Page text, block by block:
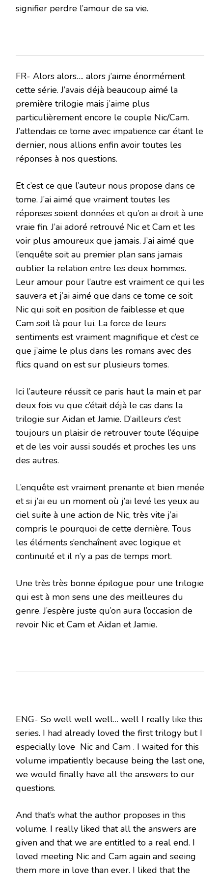
signifier perdre l’amour de sa vie.
FR- Alors alors…. alors j’aime énormément
cette série. J’avais déjà beaucoup aimé la
première trilogie mais j’aime plus
particulièrement encore le couple Nic/Cam.
J’attendais ce tome avec impatience car étant le
dernier, nous allions enfin avoir toutes les
réponses à nos questions.
Et c’est ce que l’auteur nous propose dans ce
tome. J’ai aimé que vraiment toutes les
réponses soient données et qu’on ai droit à une
vraie fin. J’ai adoré retrouvé Nic et Cam et les
voir plus amoureux que jamais. J’ai aimé que
l’enquête soit au premier plan sans jamais
oublier la relation entre les deux hommes.
Leur amour pour l’autre est vraiment ce qui les
sauvera et j’ai aimé que dans ce tome ce soit
Nic qui soit en position de faiblesse et que
Cam soit là pour lui. La force de leurs
sentiments est vraiment magnifique et c’est ce
que j’aime le plus dans les romans avec des
flics quand on est sur plusieurs tomes.
Ici l’auteure réussit ce paris haut la main et par
deux fois vu que c’était déjà le cas dans la
trilogie sur Aidan et Jamie. D’ailleurs c’est
toujours un plaisir de retrouver toute l’équipe
et de les voir aussi soudés et proches les uns
des autres.
L’enquête est vraiment prenante et bien menée
et si j’ai eu un moment où j’ai levé les yeux au
ciel suite à une action de Nic, très vite j’ai
compris le pourquoi de cette dernière. Tous
les éléments s’enchaînent avec logique et
continuité et il n’y a pas de temps mort.
Une très très bonne épilogue pour une trilogie
qui est à mon sens une des meilleures du
genre. J’espère juste qu’on aura l’occasion de
revoir Nic et Cam et Aidan et Jamie.
ENG- So well well well… well I really like this
series. I had already loved the first trilogy but I
especially love Nic and Cam . I waited for this
volume impatiently because being the last one,
we would finally have all the answers to our
questions.
And that’s what the author proposes in this
volume. I really liked that all the answers are
given and that we are entitled to a real end. I
loved meeting Nic and Cam again and seeing
them more in love than ever. I liked that the